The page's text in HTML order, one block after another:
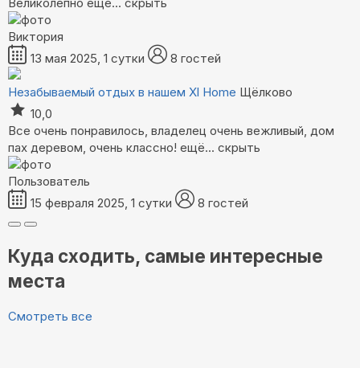
Виктория
13 мая 2025, 1 сутки
8 гостей
Незабываемый отдых в нашем Xl Home Щёлково
10,0
Все очень понравилось, владелец очень вежливый, дом
пах деревом, очень классно! ещё... скрыть
Пользователь
15 февраля 2025, 1 сутки
8 гостей
Куда сходить, самые интересные
места
Смотреть все